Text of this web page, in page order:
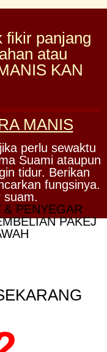
fikir panjang
atau
KAN
MANIS
perlu sewaktu
Suami ataupun
tidur. Berikan
fungsinya.
suam.
PENYEGAR
PAKEJ